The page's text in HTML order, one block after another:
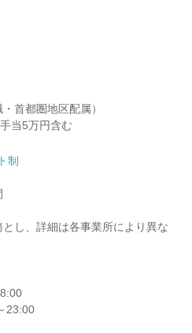
首都圏地区配属）
当5万円含む
制
し、詳細は各事業所により異な
23:00